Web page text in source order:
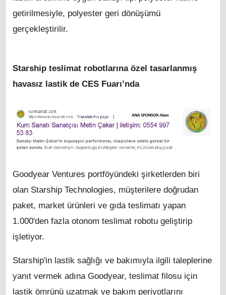
getirilmesiyle, polyester geri dönüşümü
gerçekleştirilir.
Starship teslimat robotlarına özel tasarlanmış
havasız lastik de CES Fuarı’nda
Goodyear Ventures portföyündeki şirketlerden biri
olan Starship Technologies, müşterilere doğrudan
paket, market ürünleri ve gıda teslimatı yapan
1.000'den fazla otonom teslimat robotu geliştirip
işletiyor.
Starship'in lastik sağlığı ve bakımıyla ilgili taleplerine
yanıt vermek adına Goodyear, teslimat filosu için
lastik ömrünü uzatmak ve bakım periyotlarını